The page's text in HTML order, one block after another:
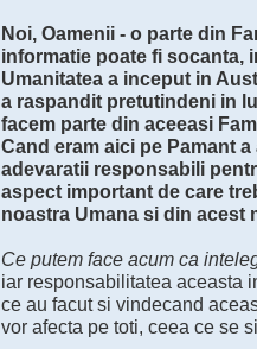
Noi, Oamenii - o parte din
informatie poate fi socanta,
Umanitatea a inceput in
a raspandit pretutindeni in
facem parte din aceeasi
Cand eram aici pe Pamant
adevaratii responsabili
aspect important de care
noastra Umana si din acest
Ce putem face acum ca
iar responsabilitatea aceasta
ce au facut si vindecand
vor afecta pe toti, ceea ce se